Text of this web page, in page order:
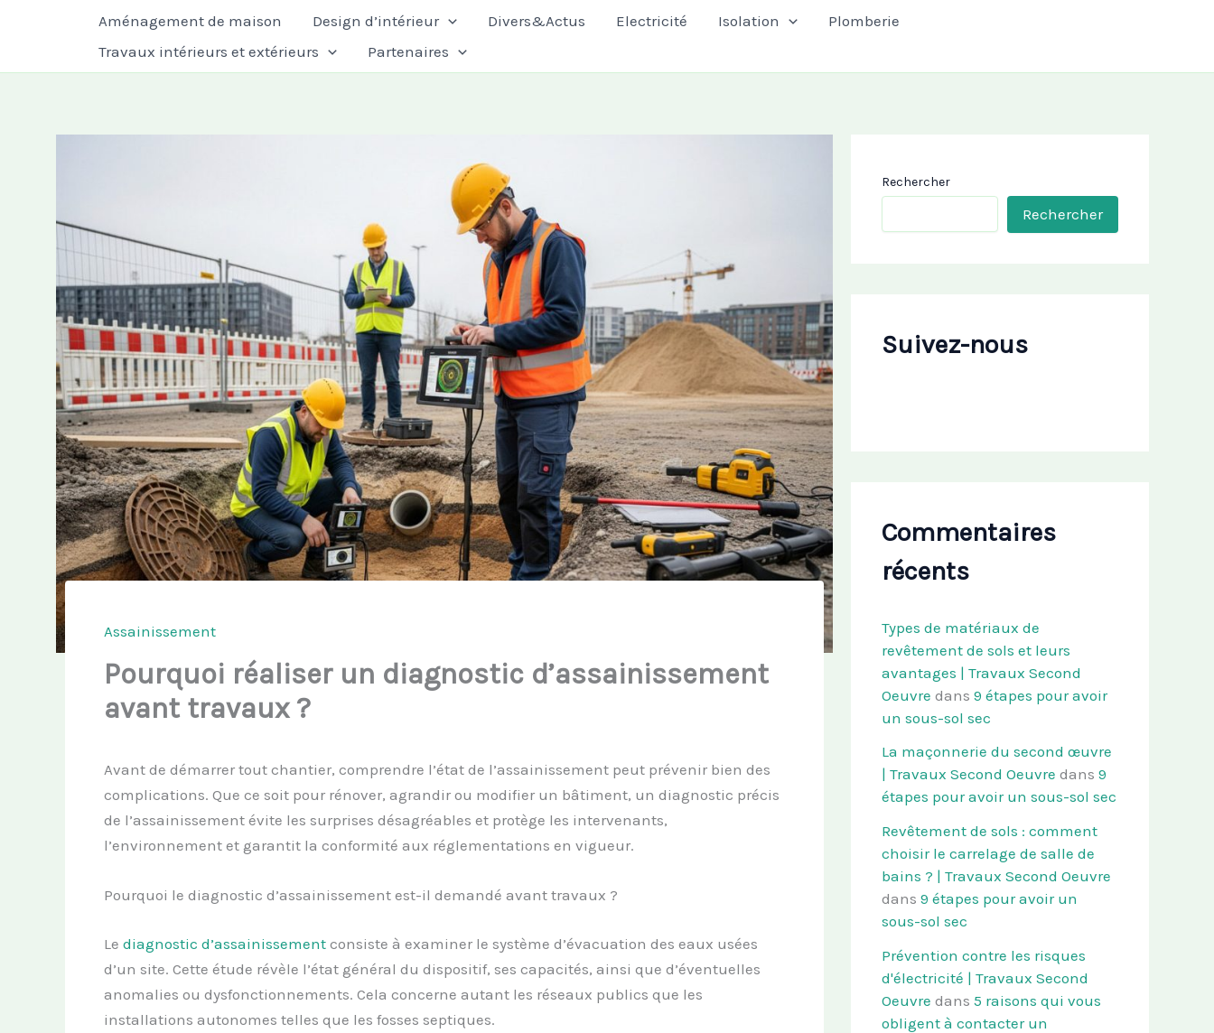
Aménagement de maison Design d’intérieur Divers&Actus Electricité Isolation
Plomberie
Travaux intérieurs et extérieurs
Partenaires
Assainissement
Pourquoi réaliser un diagnostic d’assainissement
avant travaux ?
Avant de démarrer tout chantier, comprendre l’état de l’assainissement peut prévenir bien des
complications. Que ce soit pour rénover, agrandir ou modifier un bâtiment, un diagnostic précis
de l’assainissement évite les surprises désagréables et protège les intervenants,
l’environnement et garantit la conformité aux réglementations en vigueur.
Pourquoi le diagnostic d’assainissement est-il demandé avant travaux ?
Le diagnostic d’assainissementconsiste à examiner le système d’évacuation des eaux usées
d’un site. Cette étude révèle l’état général du dispositif, ses capacités, ainsi que d’éventuelles
anomalies ou dysfonctionnements. Cela concerne autant les réseaux publics que les
installations autonomes telles que les fosses septiques.
Rechercher
Rechercher
Suivez-nous
Commentaires
récents
Types de matériaux de
revêtement de sols et leurs
avantages | Travaux Second
Oeuvre dans 9 étapes pour avoir
un sous-sol sec
La maçonnerie du second œuvre
| Travaux Second Oeuvre dans 9
étapes pour avoir un sous-sol sec
Revêtement de sols : comment
choisir le carrelage de salle de
bains ? | Travaux Second Oeuvre
dans 9 étapes pour avoir un
sous-sol sec
Prévention contre les risques
d'électricité | Travaux Second
Oeuvre dans 5 raisons qui vous
obligent à contacter un